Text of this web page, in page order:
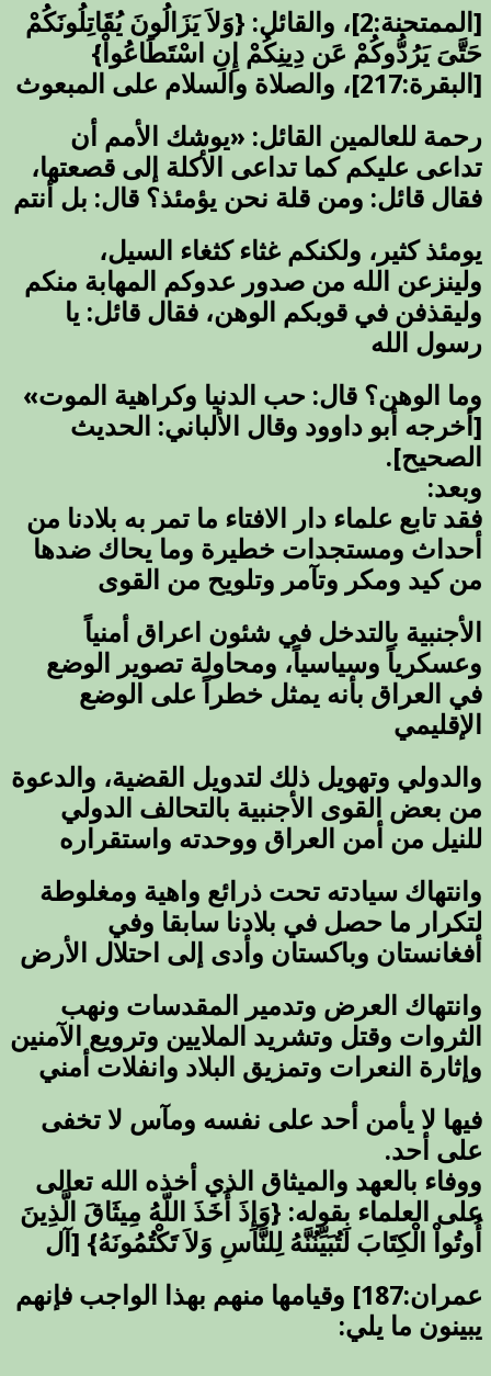
[الممتحنة:2]، والقائل: {وَلاَ يَزَالُونَ يُقَاتِلُونَكُمْ
حَتَّىَ يَرُدُّوكُمْ عَن دِينِكُمْ إِنِ اسْتَطَاعُواْ}
[البقرة:217]، والصلاة والسلام على المبعوث
رحمة للعالمين القائل: «يوشك الأمم أن
تداعى عليكم كما تداعى الأكلة إلى قصعتها،
فقال قائل: ومن قلة نحن يؤمئذ؟ قال: بل أنتم
يومئذ كثير، ولكنكم غثاء كثغاء السيل،
ولينزعن الله من صدور عدوكم المهابة منكم
وليقذفن في قوبكم الوهن، فقال قائل: يا
رسول الله
وما الوهن؟ قال: حب الدنيا وكراهية الموت»
[أخرجه أبو داوود وقال الألباني: الحديث
الصحيح].
وبعد:
فقد تابع علماء دار الافتاء ما تمر به بلادنا من
أحداث ومستجدات خطيرة وما يحاك ضدها
من كيد ومكر وتآمر وتلويح من القوى
الأجنبية بالتدخل في شئون اعراق أمنياً
وعسكرياً وسياسياً، ومحاولة تصوير الوضع
في العراق بأنه يمثل خطراً على الوضع
الإقليمي
والدولي وتهويل ذلك لتدويل القضية، والدعوة
من بعض القوى الأجنبية بالتحالف الدولي
للنيل من أمن العراق ووحدته واستقراره
وانتهاك سيادته تحت ذرائع واهية ومغلوطة
لتكرار ما حصل في بلادنا سابقا وفي
أفغانستان وباكستان وأدى إلى احتلال الأرض
وانتهاك العرض وتدمير المقدسات ونهب
الثروات وقتل وتشريد الملايين وترويع الآمنين
وإثارة النعرات وتمزيق البلاد وانفلات أمني
فيها لا يأمن أحد على نفسه ومآس لا تخفى
على أحد.
ووفاء بالعهد والميثاق الذي أخذه الله تعالى
على العلماء بقوله: {وَإِذَ أَخَذَ اللّهُ مِيثَاقَ الَّذِينَ
أُوتُواْ الْكِتَابَ لَتُبَيِّنُنَّهُ لِلنَّاسِ وَلاَ تَكْتُمُونَهُ} [آل
عمران:187] وقيامها منهم بهذا الواجب فإنهم
يبينون ما يلي: